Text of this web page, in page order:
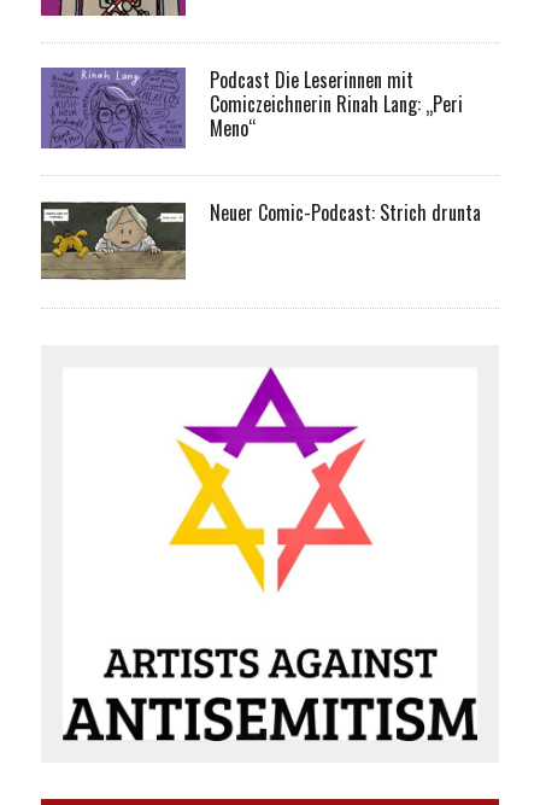
Podcast Die Leserinnen mit
Comiczeichnerin Rinah Lang: „Peri
Meno“
Neuer Comic-Podcast: Strich drunta